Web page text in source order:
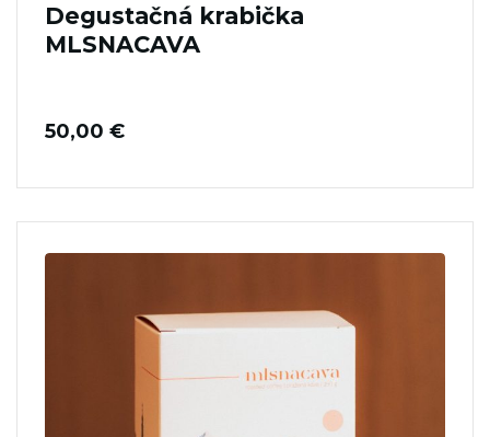
Degustačná krabička
MLSNACAVA
50,00 €